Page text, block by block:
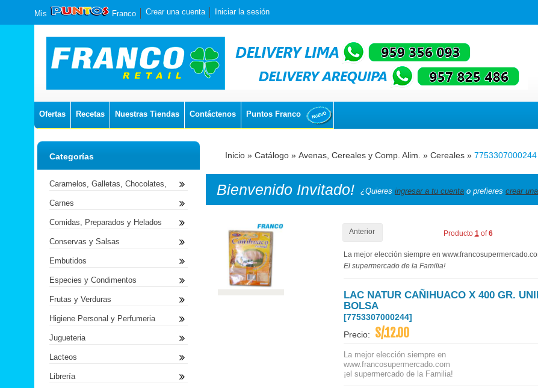
Mis Franco Crear una cuenta Iniciar la sesión
Ofertas Recetas Nuestras Tiendas Contáctenos Puntos Franco
Inicio » Catálogo » Avenas, Cereales y Comp. Alim. » Cereales » 7753307000244
Bienvenido Invitado! ¿Quieres ingresar a tu cuenta o prefieres crear
Anterior Producto 1 of6
La mejor elección siempre en
El supermercado de la Familia!
LAC NATUR CAÑIHUACO X 400 GR.
BOLSA
[7753307000244]
Precio: S/.12.00
La mejor elección siempre en
www.francosupermercado.com
¡el supermercado de la Familia!
Categorías
Caramelos, Galletas, Chocolates,
Carnes
Comidas, Preparados y Helados
Conservas y Salsas
Embutidos
Especies y Condimentos
Frutas y Verduras
Higiene Personal y Perfumeria
Jugueteria
Lacteos
Librería